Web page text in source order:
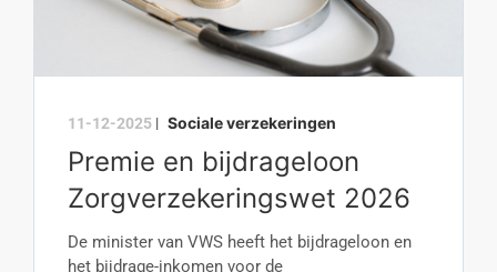
11-12-2025 | Sociale verzekeringen
Premie en bijdrageloon
Zorgverzekeringswet 2026
De minister van VWS heeft het bijdrageloon en
het bijdrage-inkomen voor de